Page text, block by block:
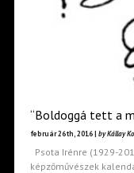
“Boldoggá tett a
február 26th, 2016 | by Kállay
Psota Irénre (1929-
képzőművészek